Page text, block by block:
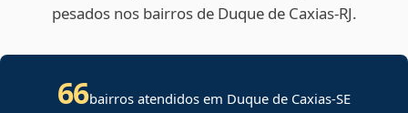
pesados nos bairros de Duque de Caxias‑RJ.
66bairros atendidos em Duque de Caxias-SE